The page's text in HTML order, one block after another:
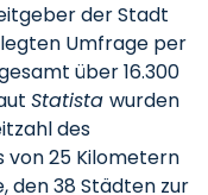
der Stadt
Umfrage per
über 16.300
Statista wurden
des
von 25 Kilometern
den 38 Städten zur